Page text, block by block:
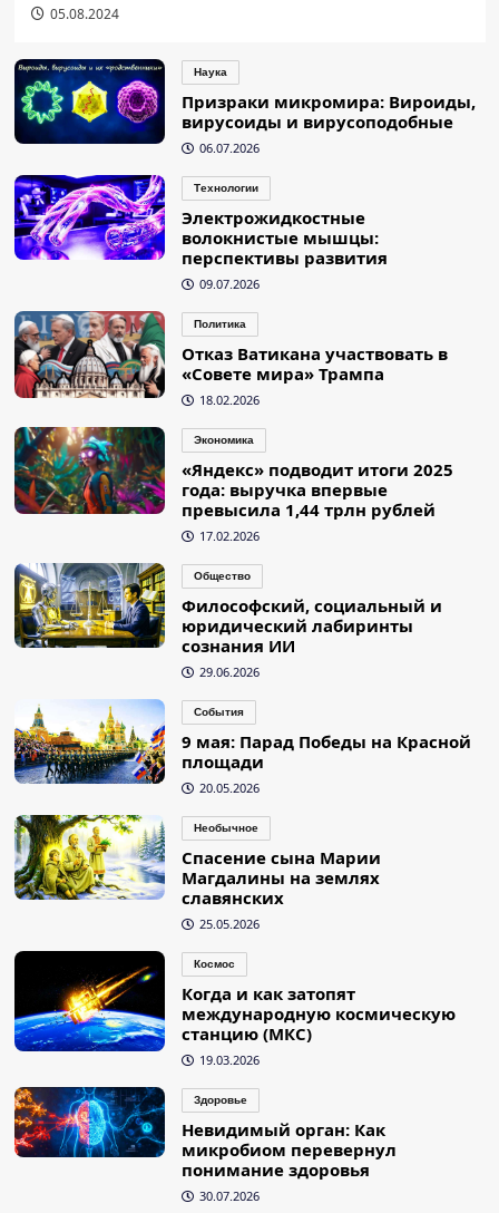
05.08.2024
Наука
Призраки микромира: Вироиды,
вирусоиды и вирусоподобные
06.07.2026
Технологии
Электрожидкостные
волокнистые мышцы:
перспективы развития
09.07.2026
Политика
Отказ Ватикана участвовать в
«Совете мира» Трампа
18.02.2026
Экономика
«Яндекс» подводит итоги 2025
года: выручка впервые
превысила 1,44 трлн рублей
17.02.2026
Общество
Философский, социальный и
юридический лабиринты
сознания ИИ
29.06.2026
События
9 мая: Парад Победы на Красной
площади
20.05.2026
Необычное
Спасение сына Марии
Магдалины на землях
славянских
25.05.2026
Космос
Когда и как затопят
международную космическую
станцию (МКС)
19.03.2026
Здоровье
Невидимый орган: Как
микробиом перевернул
понимание здоровья
30.07.2026